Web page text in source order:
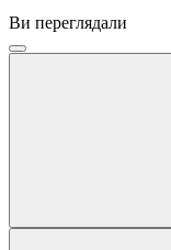
Ви переглядали